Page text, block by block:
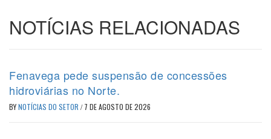
NOTÍCIAS RELACIONADAS
Fenavega pede suspensão de concessões
hidroviárias no Norte.
BYNOTÍCIAS DO SETOR / 7 DE AGOSTO DE 2026